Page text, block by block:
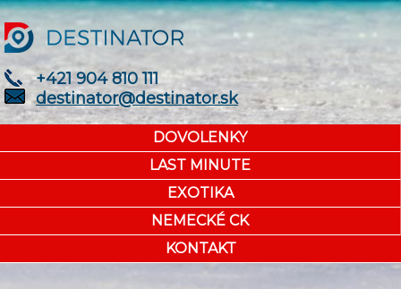
+421 904 810 111
destinator@destinator.sk
DOVOLENKY
LAST MINUTE
EXOTIKA
NEMECKÉ CK
KONTAKT